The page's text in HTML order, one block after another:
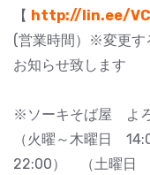
【 http://lin.ee/
(営業時間）※変更す
お知らせ致します
※ソーキそば屋 よ
（火曜～木曜日
22:00） （土曜日